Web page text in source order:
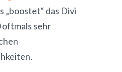
„boostet“ das Divi
oftmals sehr